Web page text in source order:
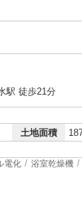
駅 徒歩21分
土地面積
電化 浴室乾燥機